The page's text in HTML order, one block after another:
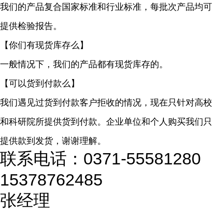
我们的产品复合国家标准和行业标准，每批次产品均可
提供检验报告。
【你们有现货库存么】
一般情况下，我们的产品都有现货库存的。
【可以货到付款么】
我们遇见过货到付款客户拒收的情况，现在只针对高校
和科研院所提供货到付款。企业单位和个人购买我们只
提供款到发货，谢谢理解。
联系电话：0371-55581280
15378762485
张经理